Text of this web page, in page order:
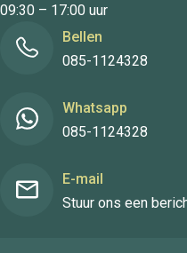
09:30 – 17:00 uur
Bellen
085-1124328
Whatsapp
085-1124328
E-mail
Stuur ons een